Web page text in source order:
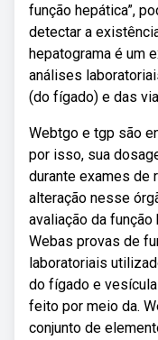
função hepática”,
detectar a
hepatograma é um
análises
(do fígado) e das
Webtgo e tgp são
por isso, sua
durante exames de
alteração nesse
avaliação da função
Webas provas de
laboratoriais
do fígado e
feito por meio da.
conjunto de